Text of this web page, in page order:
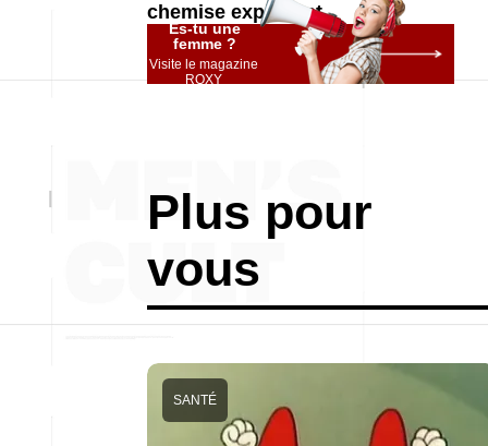
chemise explosent
Es-tu une
femme ?
Visite le magazine
ROXY
Plus pour
vous
SANTÉ